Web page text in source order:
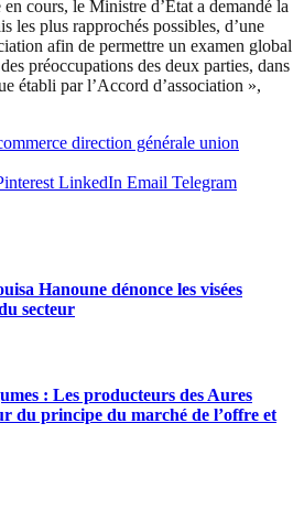
en cours, le Ministre d’Etat a demandé la
les plus rapprochés possibles, d’une
afin de permettre un examen global
préoccupations des deux parties, dans
établi par l’Accord d’association »,
direction générale union
LinkedIn Email Telegram
Hanoune dénonce les visées
secteur
: Les producteurs des Aures
du principe du marché de l’offre et